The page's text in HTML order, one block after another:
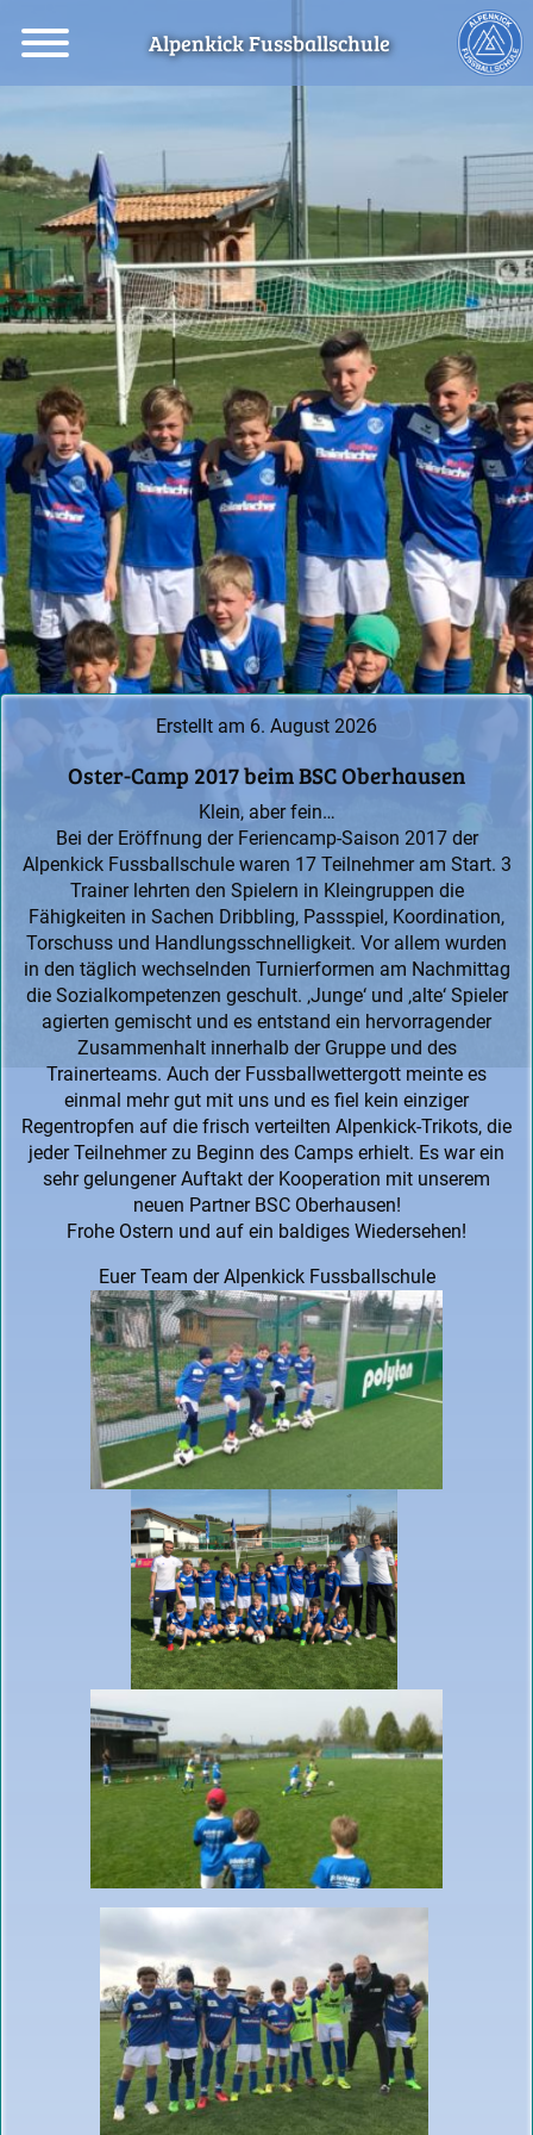
Alpenkick Fussballschule
Erstellt am 6. August 2026
Oster-Camp 2017 beim BSC Oberhausen
Klein, aber fein…
Bei der Eröffnung der Feriencamp-Saison 2017 der
Alpenkick Fussballschule waren 17 Teilnehmer am Start. 3
Trainer lehrten den Spielern in Kleingruppen die
Fähigkeiten in Sachen Dribbling, Passspiel, Koordination,
Torschuss und Handlungsschnelligkeit. Vor allem wurden
in den täglich wechselnden Turnierformen am Nachmittag
die Sozialkompetenzen geschult. ‚Junge‘ und ‚alte‘ Spieler
agierten gemischt und es entstand ein hervorragender
Zusammenhalt innerhalb der Gruppe und des
Trainerteams. Auch der Fussballwettergott meinte es
einmal mehr gut mit uns und es fiel kein einziger
Regentropfen auf die frisch verteilten Alpenkick-Trikots, die
jeder Teilnehmer zu Beginn des Camps erhielt. Es war ein
sehr gelungener Auftakt der Kooperation mit unserem
neuen Partner BSC Oberhausen!
Frohe Ostern und auf ein baldiges Wiedersehen!
Euer Team der Alpenkick Fussballschule